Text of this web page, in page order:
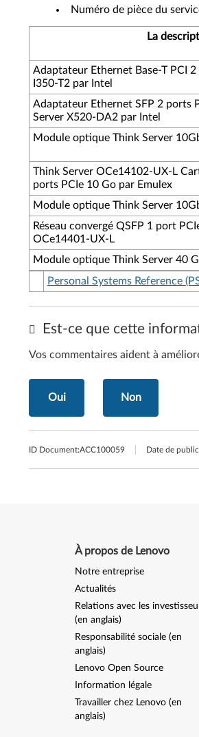
Numéro de pièce du
La
Adaptateur Ethernet Base-T PCI
I350-T2 par Intel
Adaptateur Ethernet SFP 2 ports
Server X520-DA2 par Intel
Module optique Think Server
Think Server OCe14102-UX-L
ports PCIe 10 Go par Emulex
Module optique Think Server
Réseau convergé QSFP 1 port
OCe14401-UX-L
Module optique Think Server 40
Personal Systems Reference
Est-ce que cette
Vos commentaires aident à
Oui Non
ID Document:ACC100059 Date de
À propos de Lenovo
Notre entreprise
Actualités
Relations avec les
(en anglais)
Responsabilité sociale (en
anglais)
Lenovo Open Source
Information légale
Travailler chez Lenovo (en
anglais)